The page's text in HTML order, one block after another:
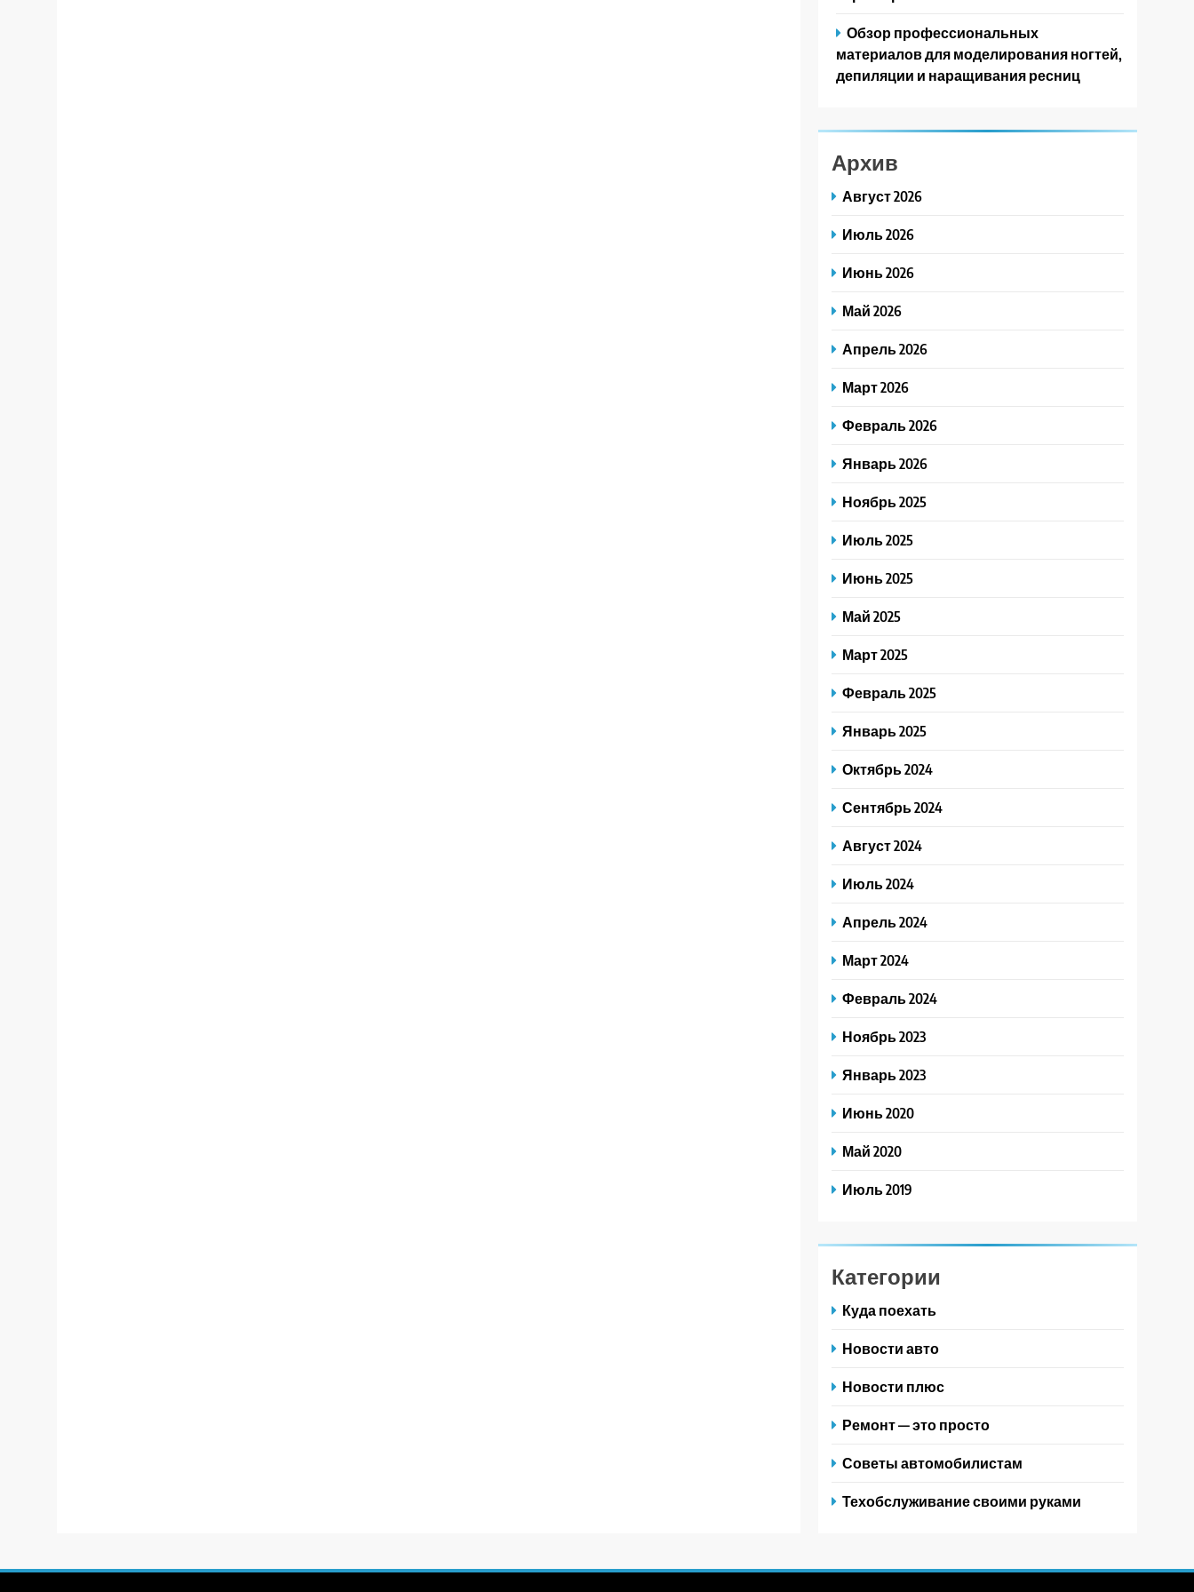
Обзор профессиональных
материалов для моделирования ногтей,
депиляции и наращивания ресниц
Архив
Август 2026
Июль 2026
Июнь 2026
Май 2026
Апрель 2026
Март 2026
Февраль 2026
Январь 2026
Ноябрь 2025
Июль 2025
Июнь 2025
Май 2025
Март 2025
Февраль 2025
Январь 2025
Октябрь 2024
Сентябрь 2024
Август 2024
Июль 2024
Апрель 2024
Март 2024
Февраль 2024
Ноябрь 2023
Январь 2023
Июнь 2020
Май 2020
Июль 2019
Категории
Куда поехать
Новости авто
Новости плюс
Ремонт — это просто
Советы автомобилистам
Техобслуживание своими руками